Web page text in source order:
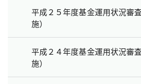
平成２５年度基金運用状況審
施）
平成２４年度基金運用状況審
施）